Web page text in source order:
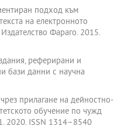
подход към
на електронното
Фараго. 2015.
реферирани и
бази данни с научна
прилагане на дейностно-
обучение по чужд
2020. ISSN 1314–8540